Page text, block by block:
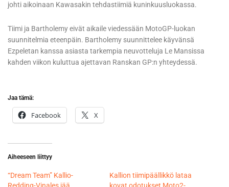
johti aikoinaan Kawasakin tehdastiimiä kuninkuusluokassa.
Tiimi ja Bartholemy eivät aikaile viedessään MotoGP-luokan
suunnitelmia eteenpäin. Bartholemy suunnittelee käyvänsä
Ezpeletan kanssa asiasta tarkempia neuvotteluja Le Mansissa
kahden viikon kuluttua ajettavan Ranskan GP:n yhteydessä.
Jaa tämä:
Facebook X
Aiheeseen liittyy
“Dream Team” Kallio-
Kallion tiimipäällikkö lataa